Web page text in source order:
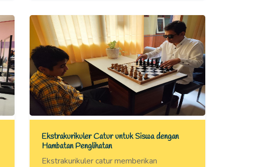
Ekstrakurikuler Catur untuk Siswa dengan
Hambatan Penglihatan
Ekstrakurikuler catur memberikan